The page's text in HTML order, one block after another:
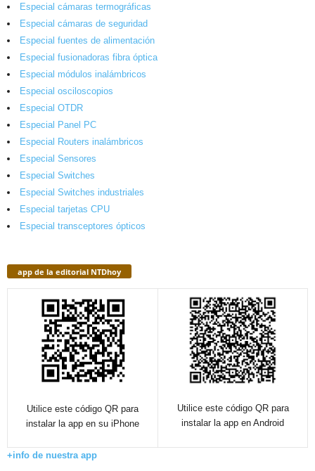
Especial cámaras termográficas
Especial cámaras de seguridad
Especial fuentes de alimentación
Especial fusionadoras fibra óptica
Especial módulos inalámbricos
Especial osciloscopios
Especial OTDR
Especial Panel PC
Especial Routers inalámbricos
Especial Sensores
Especial Switches
Especial Switches industriales
Especial tarjetas CPU
Especial transceptores ópticos
app de la editorial NTDhoy
Utilice este código QR para
instalar la app en su iPhone
Utilice este código QR para
instalar la app en Android
+info de nuestra app